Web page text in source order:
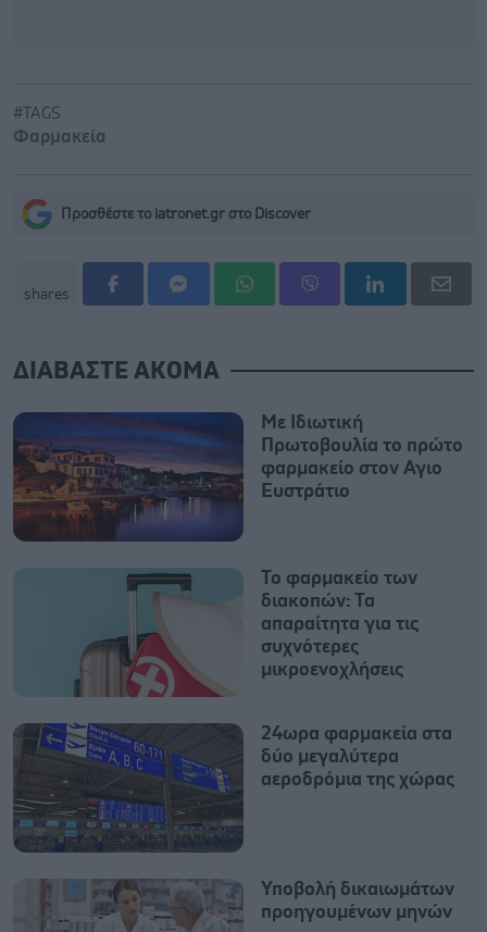
#TAGS
Φαρμακεία
Προσθέστε το iatronet.gr στο Discover
shares
ΔΙΑΒΑΣΤΕ ΑΚΟΜΑ
Με Ιδιωτική
Πρωτοβουλία το πρώτο
φαρμακείο στον Αγιο
Ευστράτιο
Το φαρμακείο των
διακοπών: Τα
απαραίτητα για τις
συχνότερες
μικροενοχλήσεις
24ωρα φαρμακεία στα
δύο μεγαλύτερα
αεροδρόμια της χώρας
Υποβολή δικαιωμάτων
προηγουμένων μηνών